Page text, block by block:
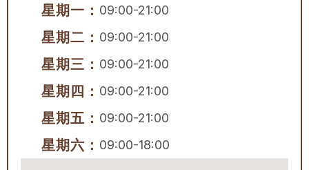
星期一： 09:00-21:00
星期二： 09:00-21:00
星期三： 09:00-21:00
星期四： 09:00-21:00
星期五： 09:00-21:00
星期六： 09:00-18:00